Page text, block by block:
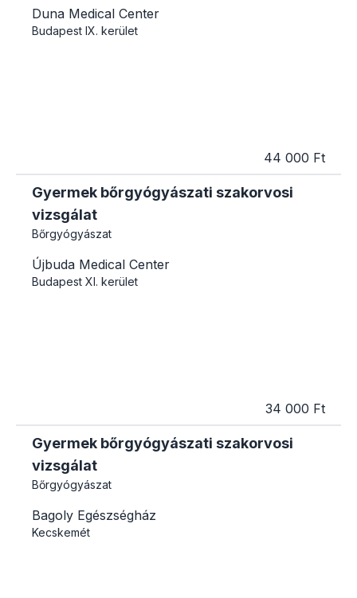
Duna Medical Center
Budapest IX. kerület
44 000 Ft
Gyermek bőrgyógyászati szakorvosi
vizsgálat
Bőrgyógyászat
Újbuda Medical Center
Budapest XI. kerület
34 000 Ft
Gyermek bőrgyógyászati szakorvosi
vizsgálat
Bőrgyógyászat
Bagoly Egészségház
Kecskemét